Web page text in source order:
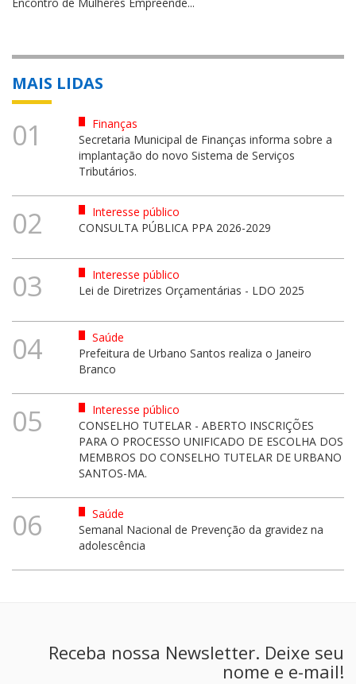
MAIS LIDAS
01
Finanças
Secretaria Municipal de Finanças informa sobre a
implantação do novo Sistema de Serviços
Tributários.
02
Interesse público
CONSULTA PÚBLICA PPA 2026-2029
03
Interesse público
Lei de Diretrizes Orçamentárias - LDO 2025
04
Saúde
Prefeitura de Urbano Santos realiza o Janeiro
Branco
05
Interesse público
CONSELHO TUTELAR - ABERTO INSCRIÇÕES
PARA O PROCESSO UNIFICADO DE ESCOLHA DOS
MEMBROS DO CONSELHO TUTELAR DE URBANO
SANTOS-MA.
06
Saúde
Semanal Nacional de Prevenção da gravidez na
adolescência
Receba nossa Newsletter. Deixe seu
nome e e-mail!